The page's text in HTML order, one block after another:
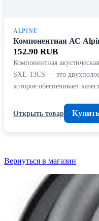
ALPINE
Компонентная АС
152.90 RUB
Компонентная
SXE-13CS — это
которое обеспечивает
Открыть товар Купить
Вернуться в магазин